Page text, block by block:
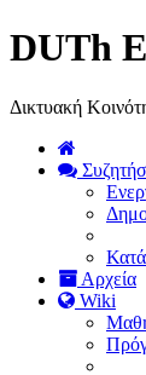
DUTh
Δικτυακή
Αρχεία
Wiki